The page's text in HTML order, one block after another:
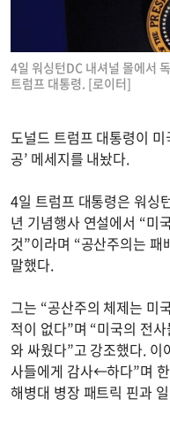
4일 워싱턴DC 내셔널 몰에서
트럼프 대통령. [로이터]
도널드 트럼프 대통령이
공’ 메세지를 내놨다.
4일 트럼프 대통령은 워싱
년 기념행사 연설에서 “미
것”이라며 “공산주의는
말했다.
그는 “공산주의 체제는 미
적이 없다”며 “미국의 전
와 싸웠다”고 강조했다.
사들에게 감사←하다”며
해병대 병장 패트릭 핀과